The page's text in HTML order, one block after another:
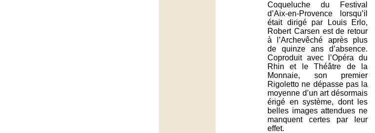
Coqueluche du Festival
d’Aix-en-Provence lorsqu’il
était dirigé par Louis Erlo,
Robert Carsen est de retour
à l’Archevêché après plus
de quinze ans d’absence.
Coproduit avec l’Opéra du
Rhin et le Théâtre de la
Monnaie, son premier
Rigoletto ne dépasse pas la
moyenne d’un art désormais
érigé en système, dont les
belles images attendues ne
manquent certes par leur
effet.